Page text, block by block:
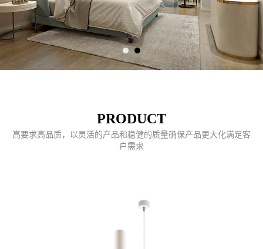
PRODUCT
高要求高品质，以灵活的产品和稳健的质量确保产品更大化满足客
户需求